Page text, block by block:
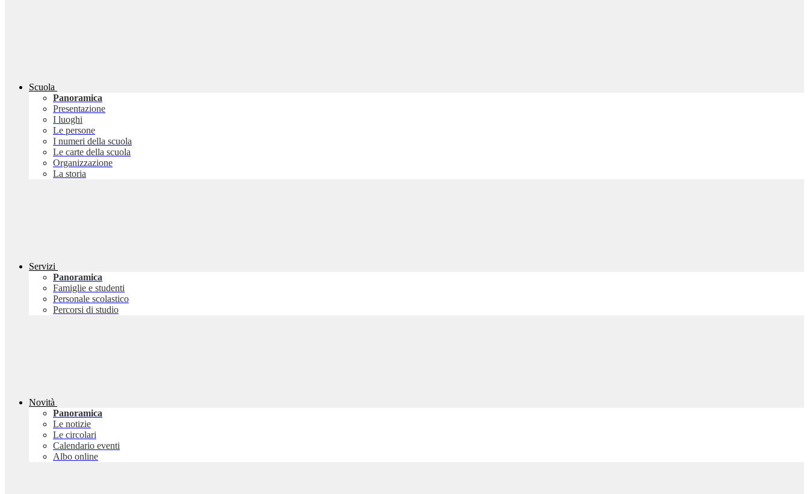
Scuola
Panoramica
Presentazione
I luoghi
Le persone
I numeri della scuola
Le carte della scuola
Organizzazione
La storia
Servizi
Panoramica
Famiglie e studenti
Personale scolastico
Percorsi di studio
Novità
Panoramica
Le notizie
Le circolari
Calendario eventi
Albo online